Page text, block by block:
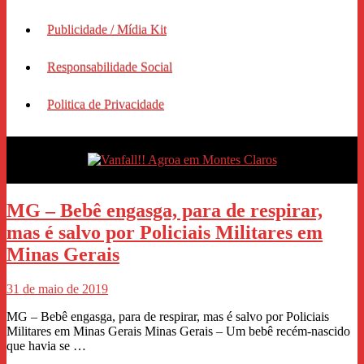
Publicidade / Mídia Kit
Responsabilidade Social
Politica de Privacidade
MG – Bebê engasga, para de respirar,
mas é salvo por Policiais Militares em
Minas Gerais
31 de maio de 2019
MG – Bebê engasga, para de respirar, mas é salvo por Policiais
Militares em Minas Gerais Minas Gerais – Um bebê recém-nascido
que havia se …